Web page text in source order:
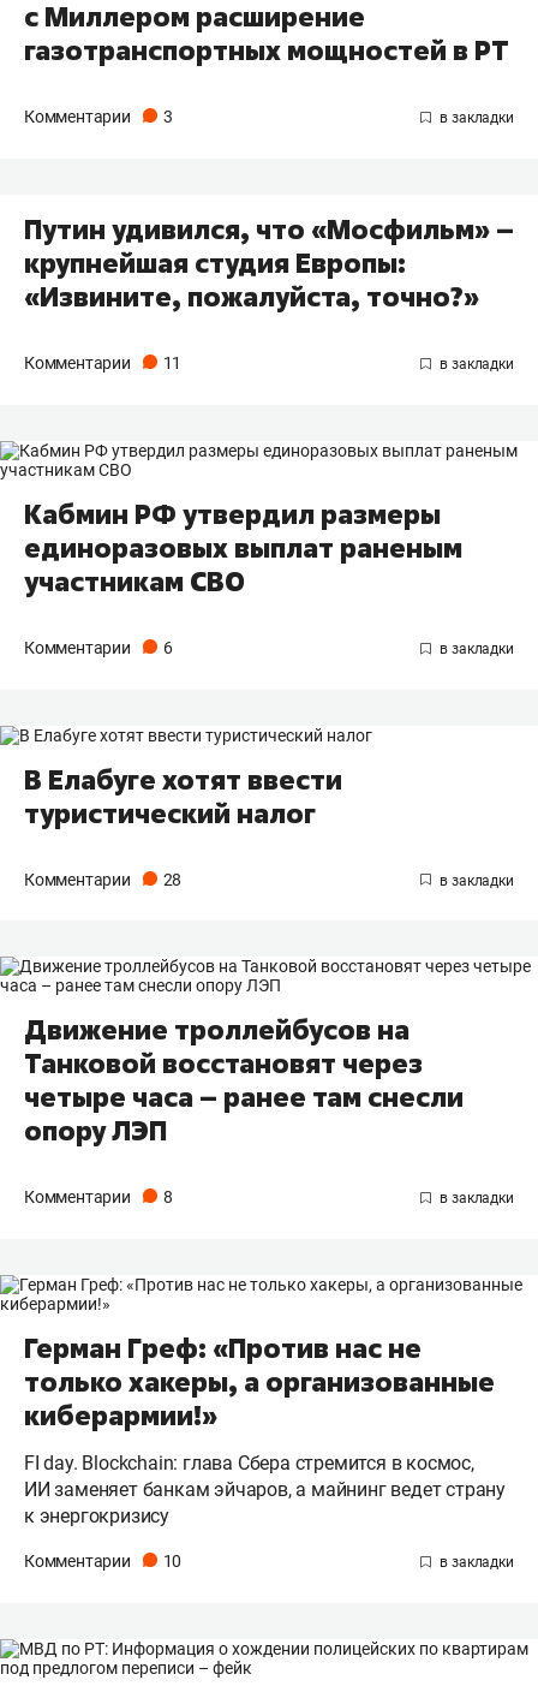
с Миллером расширение
газотранспортных мощностей в РТ
Комментарии 3
Путин удивился, что «Мосфильм» –
крупнейшая студия Европы:
«Извините, пожалуйста, точно?»
Комментарии 11
Кабмин РФ утвердил размеры
единоразовых выплат раненым
участникам СВО
Комментарии 6
В Елабуге хотят ввести
туристический налог
Комментарии 28
Движение троллейбусов на
Танковой восстановят через
четыре часа – ранее там снесли
опору ЛЭП
Комментарии 8
Герман Греф: «Против нас не
только хакеры, а организованные
киберармии!»
FI day. Blockchain: глава Сбера стремится в космос,
ИИ заменяет банкам эйчаров, а майнинг ведет страну
к энергокризису
Комментарии 10